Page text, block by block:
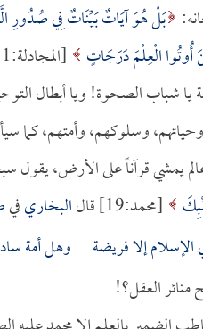
بَلْ هُوَ آيَاتٌ بَيِّنَاتٌ فِي صُدُورِ
أُوتُوا الْعِلْمَ دَرَجَاتٍ
[المجادلة:11].
يا شباب الصحوة! ويا أبطال
وسلوكهم، وأمتهم، كما
يمشي قرآناً على الأرض، يقول
[محمد:19] قال البخاريفي
الإسلام إلا فريضة وهل أمة
العقل؟!